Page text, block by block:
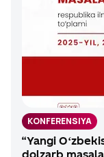
KONFERENSIYA
“Yangi